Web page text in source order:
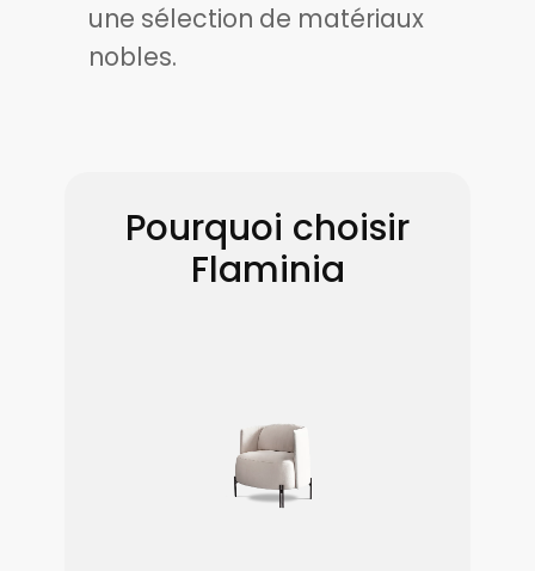
une sélection de matériaux
nobles.
Pourquoi choisir
Flaminia